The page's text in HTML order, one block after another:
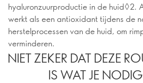
hyaluronzuurproductie in de huid◊2.
werkt als een antioxidant tijdens de
herstelprocessen van de huid, om
verminderen.
NIET ZEKER DAT DEZE
IS WAT JE